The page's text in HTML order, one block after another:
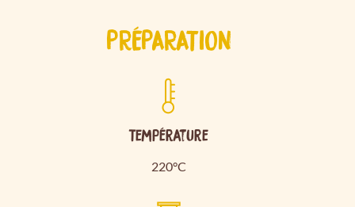
PRÉPARATION
Température
220°C